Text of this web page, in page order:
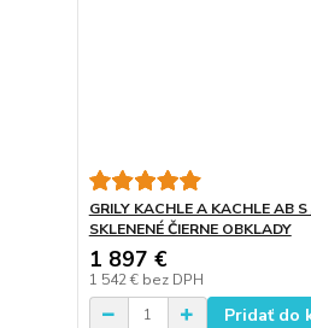
GRILY KACHLE A KACHLE AB
SKLENENÉ ČIERNE OBKLADY
1 897 €
1 542 € bez DPH
Pridať do